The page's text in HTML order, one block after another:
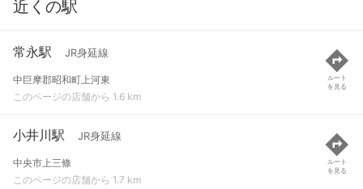
近くの駅
常永駅 JR身延線
中巨摩郡昭和町上河東
このページの店舗から 1.6 km
ルート
を見る
小井川駅 JR身延線
中央市上三條
このページの店舗から 1.7 km
ルート
を見る